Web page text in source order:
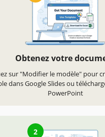
Obtenez votre
sur "Modifier le modèle" pour
dans Google Slides ou
PowerPoint
2